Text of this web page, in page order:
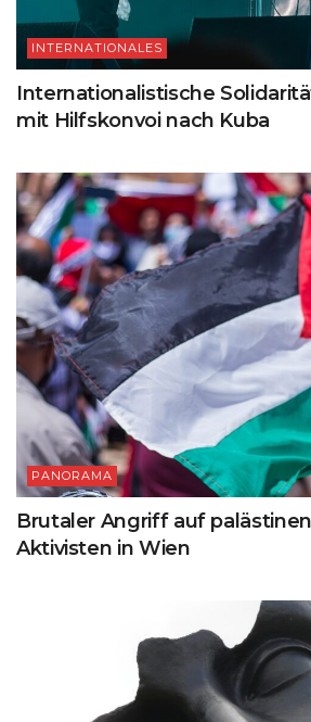
INTERNATIONALES
Internationalistische
mit Hilfskonvoi nach Kuba
PANORAMA
Brutaler Angriff auf
Aktivisten in Wien